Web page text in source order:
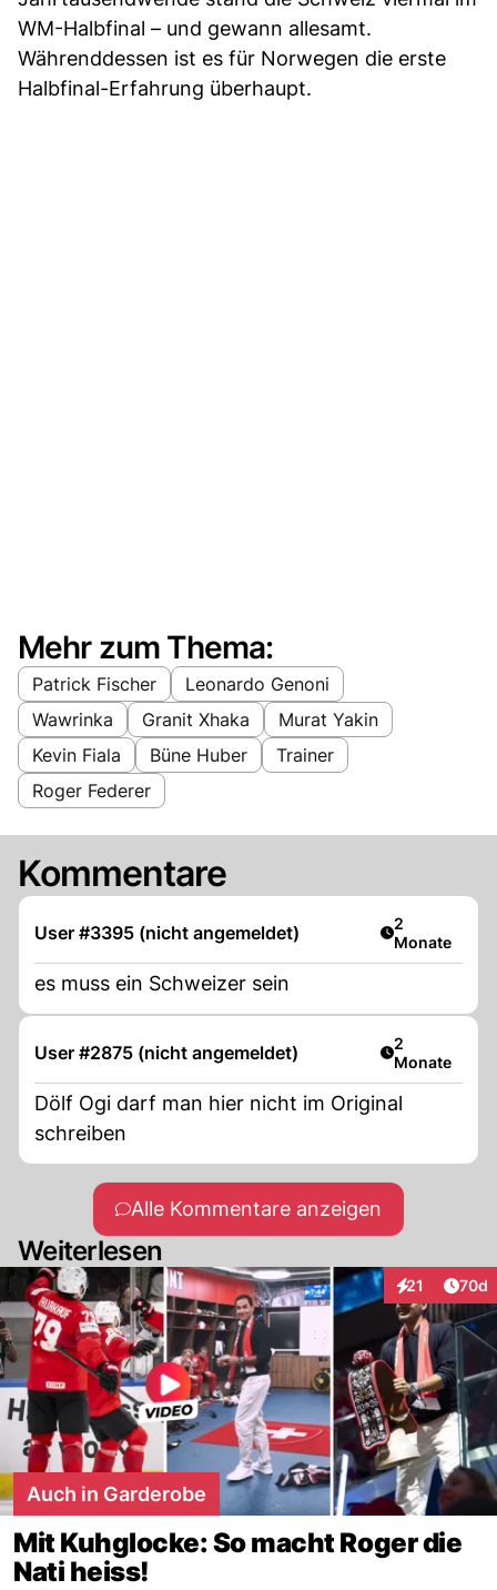
WM-Halbfinal – und gewann allesamt.
Währenddessen ist es für Norwegen die erste
Halbfinal-Erfahrung überhaupt.
Mehr zum Thema:
Patrick Fischer
Leonardo Genoni
Wawrinka
Granit Xhaka
Murat Yakin
Kevin Fiala
Büne Huber
Trainer
Roger Federer
Kommentare
User #3395 (nicht angemeldet) Artikel
2
Monate
es muss ein Schweizer sein
User #2875 (nicht angemeldet) Artikel
2
Monate
Dölf Ogi darf man hier nicht im Original
schreiben
Alle Kommentare anzeigen
Weiterlesen
21
Interaktionen
70d
Auch in Garderobe
Mit Kuhglocke: So macht Roger die
Nati heiss!